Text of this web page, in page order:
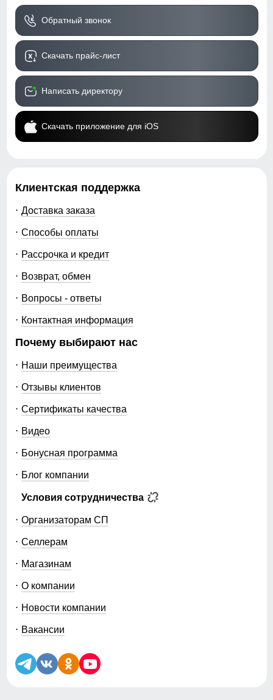
Обратный звонок
Скачать прайс-лист
Написать директору
Скачать приложение для iOS
Клиентская поддержка
Доставка заказа
Способы оплаты
Рассрочка и кредит
Возврат, обмен
Вопросы - ответы
Контактная информация
Почему выбирают нас
Наши преимущества
Отзывы клиентов
Сертификаты качества
Видео
Бонусная программа
Блог компании
Условия сотрудничества
Организаторам СП
Селлерам
Магазинам
О компании
Новости компании
Вакансии